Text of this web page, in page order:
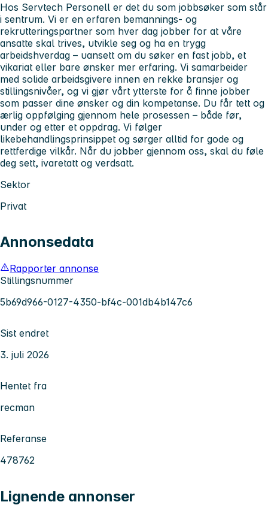
Hos Servtech Personell er det du som jobbsøker som står
i sentrum. Vi er en erfaren bemannings- og
rekrutteringspartner som hver dag jobber for at våre
ansatte skal trives, utvikle seg og ha en trygg
arbeidshverdag – uansett om du søker en fast jobb, et
vikariat eller bare ønsker mer erfaring. Vi samarbeider
med solide arbeidsgivere innen en rekke bransjer og
stillingsnivåer, og vi gjør vårt ytterste for å finne jobber
som passer dine ønsker og din kompetanse. Du får tett og
ærlig oppfølging gjennom hele prosessen – både før,
under og etter et oppdrag. Vi følger
likebehandlingsprinsippet og sørger alltid for gode og
rettferdige vilkår. Når du jobber gjennom oss, skal du føle
deg sett, ivaretatt og verdsatt.
Sektor
Privat
Annonsedata
Rapporter annonse
Stillingsnummer
5b69d966-0127-4350-bf4c-001db4b147c6
Sist endret
3. juli 2026
Hentet fra
recman
Referanse
478762
Lignende annonser